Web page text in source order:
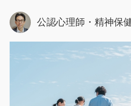
公認心理師・精神保